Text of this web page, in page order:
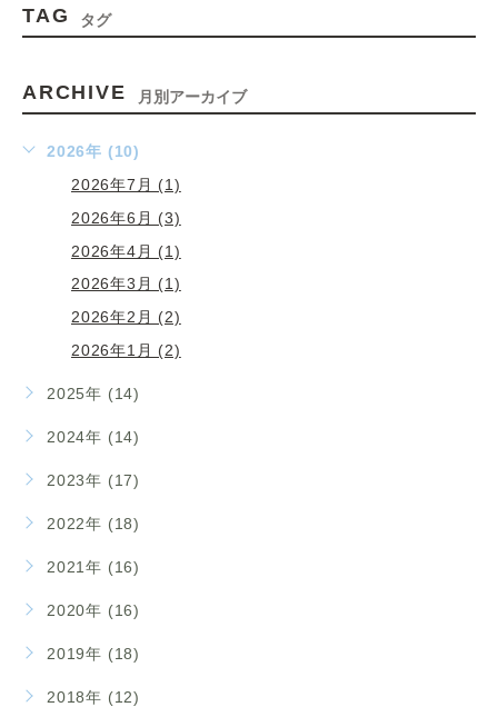
TAG タグ
ARCHIVE 月別アーカイブ
2026年 (10)
2026年7月 (1)
2026年6月 (3)
2026年4月 (1)
2026年3月 (1)
2026年2月 (2)
2026年1月 (2)
2025年 (14)
2024年 (14)
2023年 (17)
2022年 (18)
2021年 (16)
2020年 (16)
2019年 (18)
2018年 (12)